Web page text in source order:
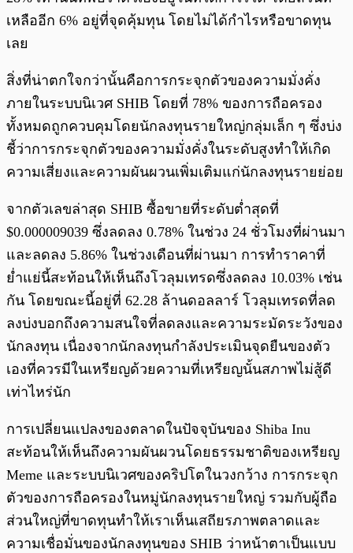
เหลืออีก 6% อยู่ที่จุดคุ้มทุน โดยไม่ได้กำไรหรือขาดทุน
เลย
สิ่งที่น่าตกใจกว่านั้นคือการกระจุกตัวของความมั่งคั่ง
ภายในระบบนิเวศ SHIB โดยที่ 78% ของการถือครอง
ทั้งหมดถูกควบคุมโดยนักลงทุนรายใหญ่กลุ่มเล็ก ๆ ซึ่งบ่ง
ชี้ว่าการกระจุกตัวของความมั่งคั่งในระดับสูงทำให้เกิด
ความเสี่ยงและความผันผวนเพิ่มเติมแก่นักลงทุนรายย่อย
จากตัวเลขล่าสุด SHIB ซื้อขายที่ระดับต่ำสุดที่
$0.000009039 ซึ่งลดลง 0.78% ในช่วง 24 ชั่วโมงที่ผ่านมา
และลดลง 5.86% ในช่วงเดือนที่ผ่านมา การทำราคาที่
ย่ำแย่นี้สะท้อนให้เห็นถึงโวลุมเทรดซึ่งลดลง 10.03% เช่น
กัน โดยขณะนี้อยู่ที่ 62.28 ล้านดอลลาร์ โวลุมเทรดที่ลด
ลงบ่งบอกถึงความสนใจที่ลดลงและความระมัดระวังของ
นักลงทุน เนื่องจากนักลงทุนกำลังประเมินจุดยืนของตัว
เองที่ควรมีในเหรียญด้วยความที่เหรียญนั้นสภาพไม่สู้ดี
เท่าไหร่นัก
การเปลี่ยนแปลงของตลาดในปัจจุบันของ Shiba Inu
สะท้อนให้เห็นถึงความผันผวนโดยธรรมชาติของเหรียญ
Meme และระบบนิเวศของคริปโตในวงกว้าง การกระจุก
ตัวของการถือครองในหมู่นักลงทุนรายใหญ่ รวมกับผู้ถือ
ส่วนใหญ่ที่ขาดทุนทำให้เราเห็นเสถียรภาพตลาดและ
ความเชื่อมั่นของนักลงทุนของ SHIB ว่าหน้าตาเป็นแบบ